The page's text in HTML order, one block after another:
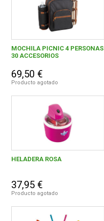
MOCHILA PICNIC 4 PERSONAS
30 ACCESORIOS
69,50 €
Producto agotado
HELADERA ROSA
37,95 €
Producto agotado